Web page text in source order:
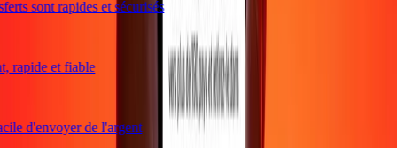
sont rapides et sécurisés
et fiable
d'envoyer de l'argent